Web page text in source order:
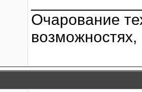
Очарование
возможностях,